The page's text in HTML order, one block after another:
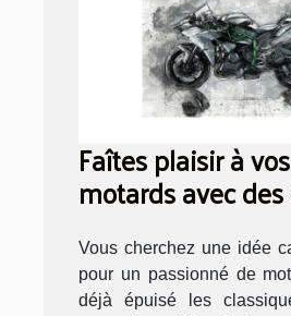
Faîtes plaisir à
motards avec
Vous cherchez une idée
pour un passionné de
déjà épuisé les